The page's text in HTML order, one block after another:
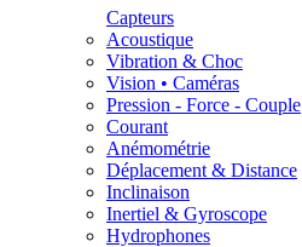
Capteurs
Acoustique
Vibration & Choc
Vision • Caméras
Pression - Force - Couple
Courant
Anémométrie
Déplacement & Distance
Inclinaison
Inertiel & Gyroscope
Hydrophones